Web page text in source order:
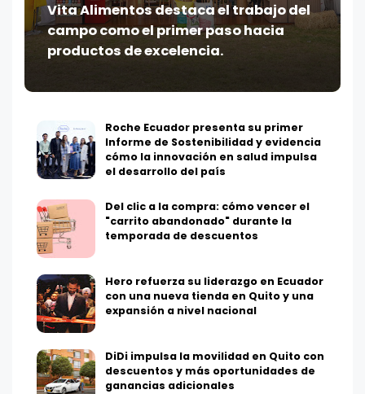
Vita Alimentos destaca el trabajo del
campo como el primer paso hacia
productos de excelencia.
Roche Ecuador presenta su primer
Informe de Sostenibilidad y evidencia
cómo la innovación en salud impulsa
el desarrollo del país
Del clic a la compra: cómo vencer el
"carrito abandonado" durante la
temporada de descuentos
Hero refuerza su liderazgo en Ecuador
con una nueva tienda en Quito y una
expansión a nivel nacional
DiDi impulsa la movilidad en Quito con
descuentos y más oportunidades de
ganancias adicionales